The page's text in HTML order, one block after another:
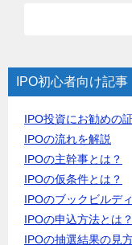
IPO初心者向け記事
IPO投資にお勧めの
IPOの流れを解説
IPOの主幹事とは？
IPOの仮条件とは？
IPOのブックビルデ
IPOの申込方法とは？
IPOの抽選結果の見